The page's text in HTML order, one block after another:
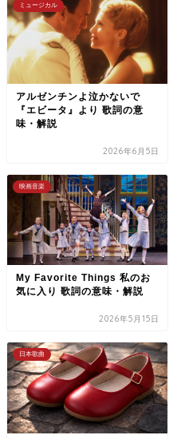
ミュージカル
アルゼンチンよ泣かないで
『エビータ』より 歌詞の意
味・解説
2026年6月5日
映画音楽
My Favorite Things 私のお
気に入り 歌詞の意味・解説
2026年5月15日
日本歌曲